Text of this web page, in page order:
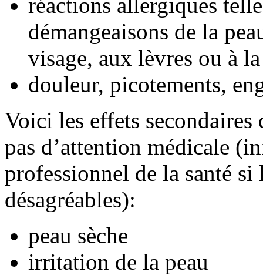
démangeaisons de la
visage, aux lèvres ou à
douleur, picotements,
Voici les effets
pas d’attention médicale
professionnel de la santé
désagréables):
peau sèche
irritation de la peau